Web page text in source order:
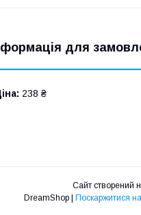
для
238 ₴
Сайт створений
Поскаржитися